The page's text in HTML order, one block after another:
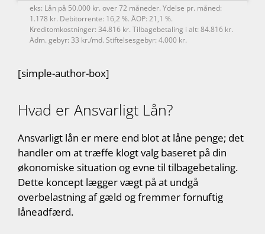
eks: Lån på 50.000 kr. over 72 måneder. Ydelse pr. måned:
1.178 kr. Debitorrente: 16,2 %. ÅOP: 21,1 %.
Kreditomkostninger: 34.816 kr. Tilbagebetaling i alt: 84.816 kr.
Adm. gebyr: 33 kr./md. Stiftelsesgebyr: 4.000 kr.
[simple-author-box]
Hvad er Ansvarligt Lån?
Ansvarligt lån er mere end blot at låne penge; det
handler om at træffe klogt valg baseret på din
økonomiske situation og evne til tilbagebetaling.
Dette koncept lægger vægt på at undgå
overbelastning af gæld og fremmer fornuftig
låneadfærd.